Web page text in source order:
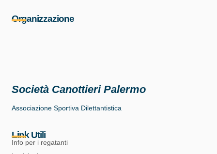
Organizzazione
Società Canottieri Palermo
Associazione Sportiva Dilettantistica
Link Utili
Info per i regatanti